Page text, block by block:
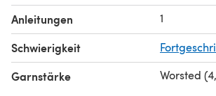
Anleitungen 1
Schwierigkeit
Garnstärke Worsted